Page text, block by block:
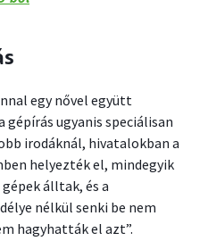
egy nővel együtt
ugyanis speciálisan
irodáknál, hivatalokban a
helyezték el, mindegyik
álltak, és a
nélkül senki be nem
hagyhatták el azt”.